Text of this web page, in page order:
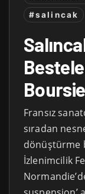
#salincak
Fransız
sıradan
dönüştürme
İzlenimcilik